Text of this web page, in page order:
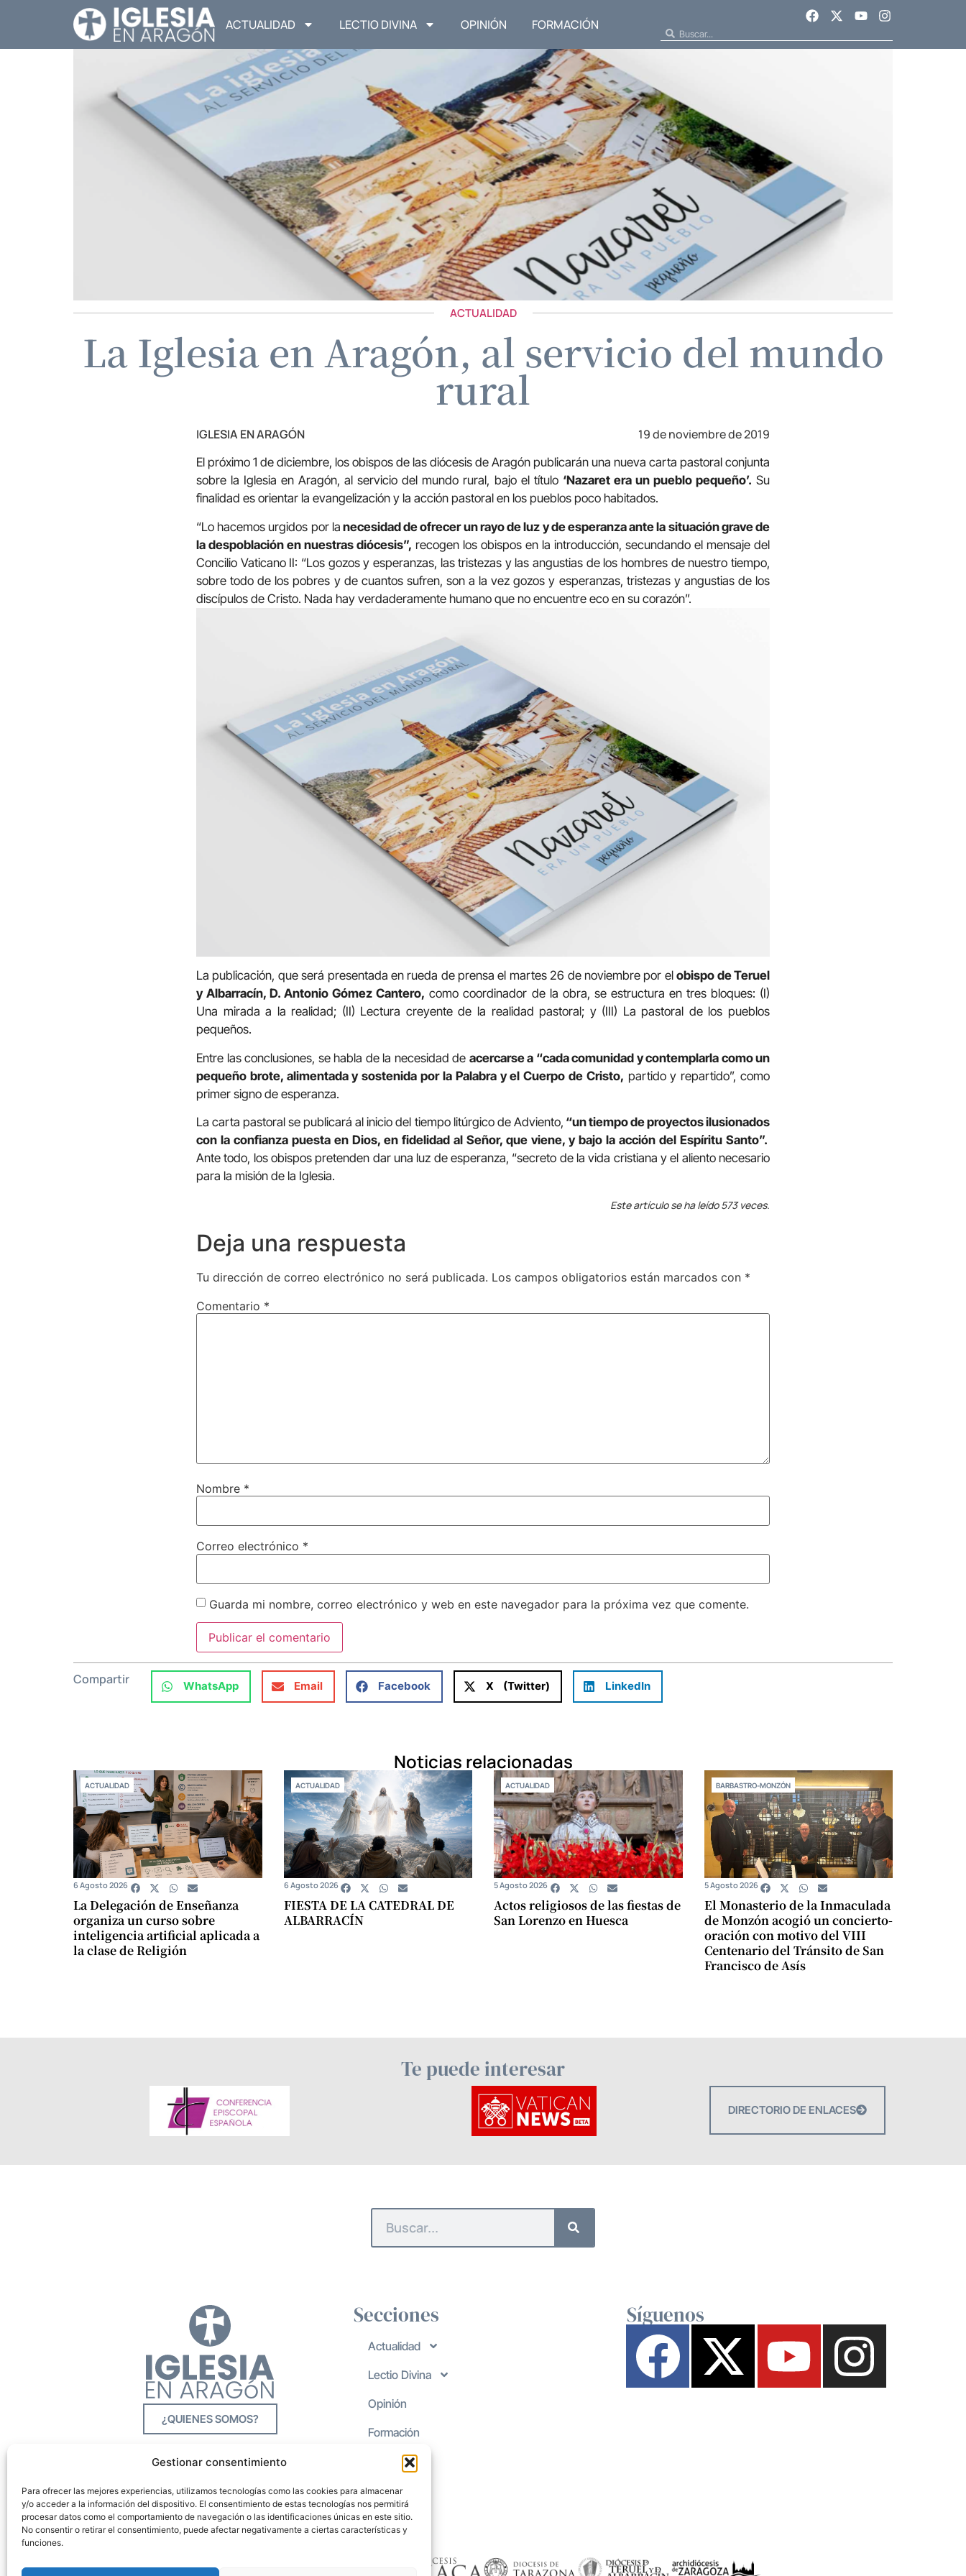
Gestionar consentimiento
Para ofrecer las mejores experiencias, utilizamos tecnologías como las cookies para almacenar
y/o acceder a la información del dispositivo. El consentimiento de estas tecnologías nos permitirá
procesar datos como el comportamiento de navegación o las identificaciones únicas en este sitio.
No consentir o retirar el consentimiento, puede afectar negativamente a ciertas características y
funciones.
ACTUALIDAD LECTIO DIVINA OPINIÓN FORMACIÓN
ACTUALIDAD
La Iglesia en Aragón, al servicio del mundo
rural
IGLESIA EN ARAGÓN 19 de noviembre de 2019
El próximo 1 de diciembre, los obispos de las diócesis de Aragón publicarán una nueva carta pastoral conjunta
sobre la Iglesia en Aragón, al servicio del mundo rural, bajo el título ‘Nazaret era un pueblo pequeño’. Su
finalidad es orientar la evangelización y la acción pastoral en los pueblos poco habitados.
“Lo hacemos urgidos por la necesidad de ofrecer un rayo de luz y de esperanza ante la situación grave de
la despoblación en nuestras diócesis”, recogen los obispos en la introducción, secundando el mensaje del
Concilio Vaticano II: “Los gozos y esperanzas, las tristezas y las angustias de los hombres de nuestro tiempo,
sobre todo de los pobres y de cuantos sufren, son a la vez gozos y esperanzas, tristezas y angustias de los
discípulos de Cristo. Nada hay verdaderamente humano que no encuentre eco en su corazón”.
La publicación, que será presentada en rueda de prensa el martes 26 de noviembre por elobispo de Teruel
y Albarracín, D. Antonio Gómez Cantero, como coordinador de la obra, se estructura en tres bloques: (I)
Una mirada a la realidad; (II) Lectura creyente de la realidad pastoral; y (III) La pastoral de los pueblos
pequeños.
Entre las conclusiones, se habla de la necesidad de acercarse a “cada comunidad y contemplarla como un
pequeño brote, alimentada y sostenida por la Palabra y el Cuerpo de Cristo, partido y repartido”, como
primer signo de esperanza.
La carta pastoral se publicará al inicio del tiempo litúrgico de Adviento, “un tiempo de proyectos ilusionados
con la confianza puesta en Dios, en fidelidad al Señor, que viene, y bajo la acción del Espíritu Santo”.
Ante todo, los obispos pretenden dar una luz de esperanza, “secreto de la vida cristiana y el aliento necesario
para la misión de la Iglesia.
Este artículo se ha leído 573 veces.
Deja una respuesta
Tu dirección de correo electrónico no será publicada. Los campos obligatorios están marcados con *
Comentario *
Nombre *
Correo electrónico *
Guarda mi nombre, correo electrónico y web en este navegador para la próxima vez que comente.
Compartir WhatsApp Email Facebook X (Twitter) LinkedIn
Noticias relacionadas
ACTUALIDAD
La Delegación de Enseñanza
organiza un curso sobre
inteligencia artificial aplicada a
la clase de Religión
6 Agosto 2026
ACTUALIDAD
FIESTA DE LA CATEDRAL DE
ALBARRACÍN
6 Agosto 2026
ACTUALIDAD
Actos religiosos de las fiestas de
San Lorenzo en Huesca
5 Agosto 2026
BARBASTRO-MONZÓN
El Monasterio de la Inmaculada
de Monzón acogió un concierto-
oración con motivo del VIII
Centenario del Tránsito de San
Francisco de Asís
5 Agosto 2026
Te puede interesar
DIRECTORIO DE ENLACES
¿QUIENES SOMOS?
Secciones
Actualidad
Lectio Divina
Opinión
Formación
Síguenos